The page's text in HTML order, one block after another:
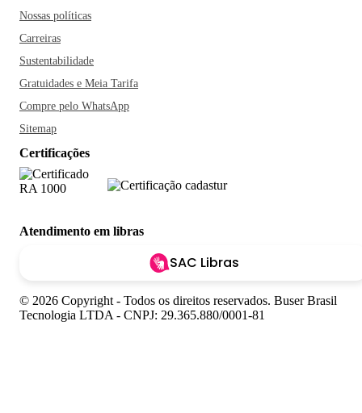
Nossas políticas
Carreiras
Sustentabilidade
Gratuidades e Meia Tarifa
Compre pelo WhatsApp
Sitemap
Certificações
Atendimento em libras
SAC Libras
© 2026 Copyright - Todos os direitos reservados. Buser Brasil
Tecnologia LTDA - CNPJ: 29.365.880/0001-81